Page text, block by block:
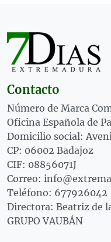
Contacto
Número de Marca
Oficina Española de
Domicilio social:
CP: 06002 Badajoz
CIF: 08856071J
Correo:
Teléfono: 677926042
Directora: Beatriz de
GRUPO VAUBÁN